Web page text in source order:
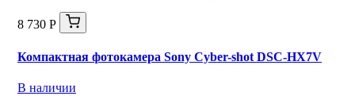
8 730 Р
Компактная фотокамера Sony Cyber-shot DSC-HX7V
В наличии